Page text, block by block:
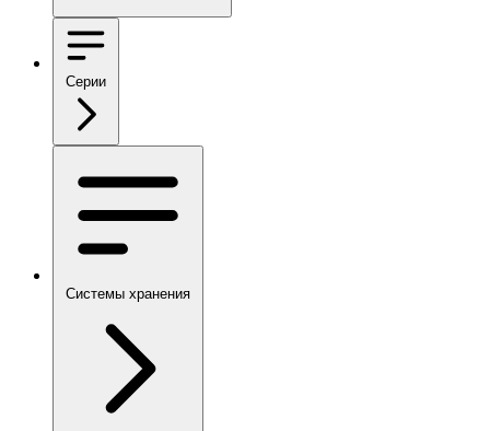
Серии
Системы хранения